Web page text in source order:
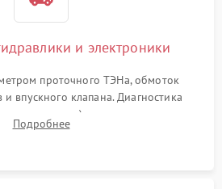
и электроники
проточного ТЭНа, обмоток
и впускного клапана. Диагностика
уровня воды), датчика мутности,
электронного модуля управления.
Подробнее